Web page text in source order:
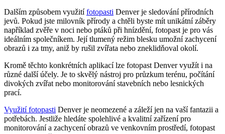
Dalším způsobem využitífotopasti Denver je sledování přírodních
jevů. Pokud jste milovník přírody a chtěli byste mít unikátní záběry
například zvěře v noci nebo ptáků při hnízdění, fotopast je pro vás
ideálním společníkem. Její tlumený režim blesku umožní zachycení
obrazů i za tmy, aniž by rušil zvířata nebo zneklidňoval okolí.
Kromě těchto konkrétních aplikací lze fotopast Denver využít i na
různé další účely. Je to skvělý nástroj pro průzkum terénu, počítání
divokých zvířat nebo monitorování stavebních nebo lesnických
prací.
Využití fotopasti Denver je neomezené a záleží jen na vaší fantazii a
potřebách. Jestliže hledáte spolehlivé a kvalitní zařízení pro
monitorování a zachycení obrazů ve venkovním prostředí, fotopast